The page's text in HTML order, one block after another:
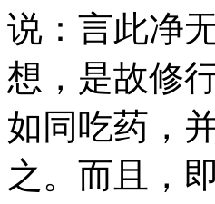
说：言此净
想，是故修
如同吃药，
之。而且，